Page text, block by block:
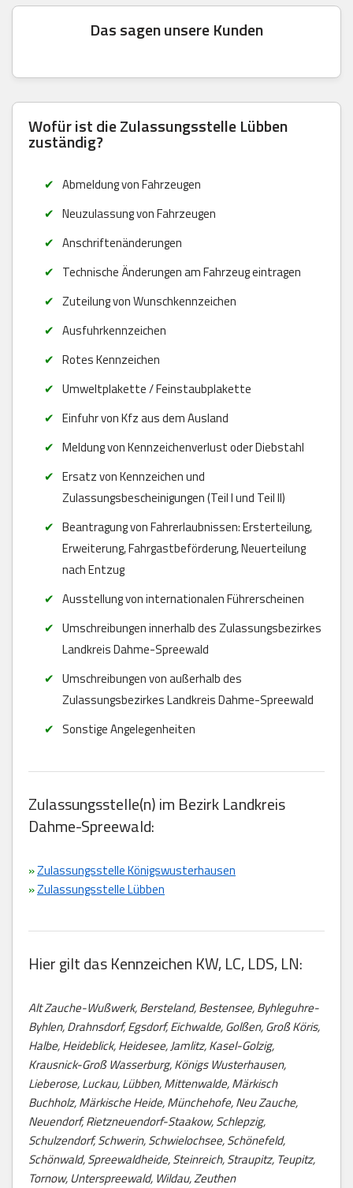
Das sagen unsere Kunden
Wofür ist die Zulassungsstelle Lübben
zuständig?
Abmeldung von Fahrzeugen
Neuzulassung von Fahrzeugen
Anschriftenänderungen
Technische Änderungen am Fahrzeug eintragen
Zuteilung von Wunschkennzeichen
Ausfuhrkennzeichen
Rotes Kennzeichen
Umweltplakette / Feinstaubplakette
Einfuhr von Kfz aus dem Ausland
Meldung von Kennzeichenverlust oder Diebstahl
Ersatz von Kennzeichen und
Zulassungsbescheinigungen (Teil I und Teil II)
Beantragung von Fahrerlaubnissen: Ersterteilung,
Erweiterung, Fahrgastbeförderung, Neuerteilung
nach Entzug
Ausstellung von internationalen Führerscheinen
Umschreibungen innerhalb des Zulassungsbezirkes
Landkreis Dahme-Spreewald
Umschreibungen von außerhalb des
Zulassungsbezirkes Landkreis Dahme-Spreewald
Sonstige Angelegenheiten
Zulassungsstelle(n) im Bezirk Landkreis
Dahme-Spreewald:
»Zulassungsstelle Königswusterhausen
»Zulassungsstelle Lübben
Hier gilt das Kennzeichen KW, LC, LDS, LN:
Alt Zauche-Wußwerk, Bersteland, Bestensee, Byhleguhre-
Byhlen, Drahnsdorf, Egsdorf, Eichwalde, Golßen, Groß Köris,
Halbe, Heideblick, Heidesee, Jamlitz, Kasel-Golzig,
Krausnick-Groß Wasserburg, Königs Wusterhausen,
Lieberose, Luckau, Lübben, Mittenwalde, Märkisch
Buchholz, Märkische Heide, Münchehofe, Neu Zauche,
Neuendorf, Rietzneuendorf-Staakow, Schlepzig,
Schulzendorf, Schwerin, Schwielochsee, Schönefeld,
Schönwald, Spreewaldheide, Steinreich, Straupitz, Teupitz,
Tornow, Unterspreewald, Wildau, Zeuthen